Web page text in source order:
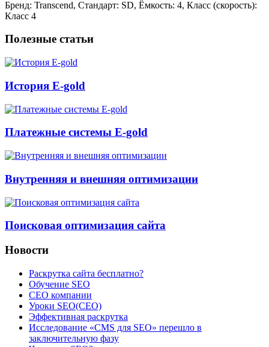
Бренд: Transcend, Стандарт: SD, Ёмкость: 4, Класс (скорость):
Класс 4
Полезные статьи
История E-gold
Платежные системы E-gold
Внутренняя и внешняя оптимизации
Поисковая оптимизация сайта
Новости
Раскрутка сайта бесплатно?
Обучение SEO
CEO компании
Уроки SEO(СЕО)
Эффективная раскрутка
Исследование «CMS для SEO» перешло в
заключительную фазу